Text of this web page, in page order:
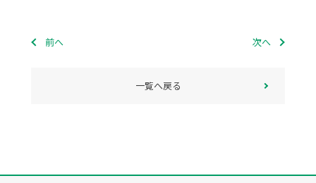
前へ 次へ
一覧へ戻る